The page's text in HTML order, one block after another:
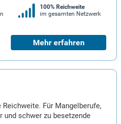
100% Reichweite
im gesamten Netzwerk
Mehr erfahren
Für Mangelberufe,
und schwer zu besetzende